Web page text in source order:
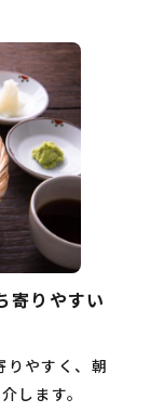
寄りやすい
りやすく、朝
します。